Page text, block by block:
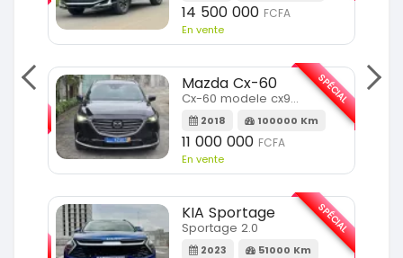
SPÉCIAL
14 500 000 FCFA
En vente
Mazda Cx-60
Cx-60 modele cx9 full option
2018 100000 Km
11 000 000 FCFA
En vente
SPÉCIAL
KIA Sportage
Sportage 2.0
2023 51000 Km
SPÉCIAL